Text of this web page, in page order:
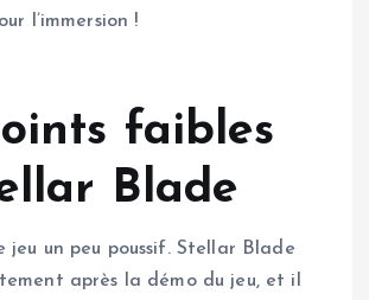
l’immersion !
faibles
Blade
jeu un peu poussif. Stellar Blade
après la démo du jeu, et il